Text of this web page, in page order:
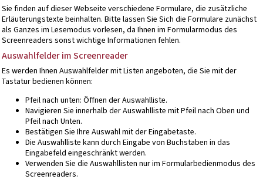
Sie finden auf dieser Webseite verschiedene Formulare, die zusätzliche
Erläuterungstexte beinhalten. Bitte lassen Sie Sich die Formulare zunächst
als Ganzes im Lesemodus vorlesen, da Ihnen im Formularmodus des
Screenreaders sonst wichtige Informationen fehlen.
Auswahlfelder im Screenreader
Es werden Ihnen Auswahlfelder mit Listen angeboten, die Sie mit der
Tastatur bedienen können:
Pfeil nach unten: Öffnen der Auswahlliste.
Navigieren Sie innerhalb der Auswahlliste mit Pfeil nach Oben und
Pfeil nach Unten.
Bestätigen Sie Ihre Auswahl mit der Eingabetaste.
Die Auswahlliste kann durch Eingabe von Buchstaben in das
Eingabefeld eingeschränkt werden.
Verwenden Sie die Auswahllisten nur im Formularbedienmodus des
Screenreaders.